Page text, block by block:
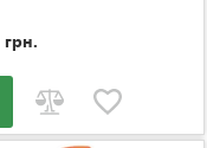
грн.